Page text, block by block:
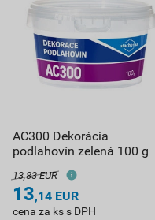
AC300 Dekorácia
podlahovín zelená 100 g
13,83 EUR
13,14 EUR
cena za ks s DPH